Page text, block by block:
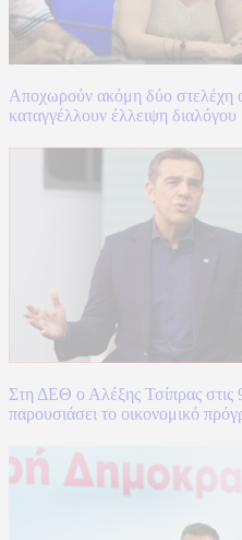
Αποχωρούν ακόμη δύο στελέχη
καταγγέλλουν έλλειψη διαλόγου
Στη ΔΕΘ ο Αλέξης Τσίπρας στις
παρουσιάσει το οικονομικό